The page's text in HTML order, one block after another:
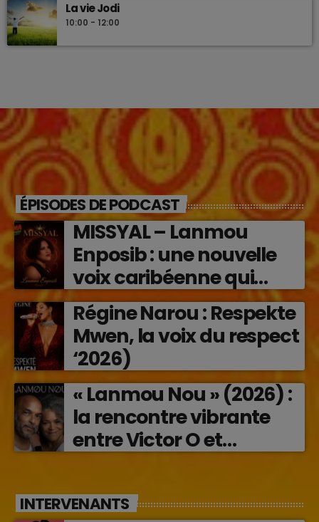
La vie Jodi
10:00 - 12:00
ÉPISODES DE PODCAST
MISSYAL – Lanmou
Enposib : une nouvelle
voix caribéenne qui
transforme les émotions
en musique (2026)
Régine Narou : Respekte
Mwen, la voix du respect
‘2026)
« Lanmou Nou » (2026) :
la rencontre vibrante
entre Victor O et
INTERVENANTS